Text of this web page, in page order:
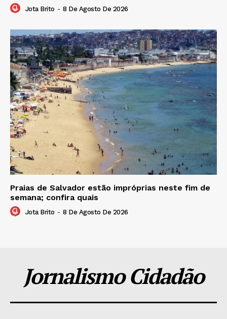
Jota Brito - 8 De Agosto De 2026
Praias de Salvador estão impróprias neste fim de
semana; confira quais
Jota Brito - 8 De Agosto De 2026
Jornalismo Cidadão